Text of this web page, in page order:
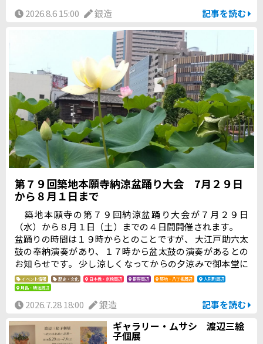
から、『シネスイッチ銀座』という館名が生まれたとのこ
とです。 ※６０歳以上の方には、シニア割引があるので、
年齢を証明するものをご持参されることをお勧めします。
2026.8.6 15:00 銀造 記事を読む
第７９回築地本願寺納涼盆踊り大会 7月２９日
から８月１日まで
築地本願寺の第７９回納涼盆踊り大会が７月２９日
（水）から８月１日（土）までの４日間開催されます。
盆踊りの時間は１９時からとのことですが、 大江戸助六太
鼓の奉納演奏があり、１７時から盆太鼓の演奏があるとの
お知らせです。 少し涼しくなってからの夕涼みで御本堂に
向かってお参りした後、太鼓の演奏を聞き、 築地の名店が
調理した美味しいものに舌鼓をうち、楽しく夏を満喫され
ては如何でしょうか。 私が取材に訪れたときは、櫓は
建設途中でしたので、蓮の花の写真をお届けします。
イベント情報 歴史・文化 日本橋・京橋周辺 銀座周辺 築地・八丁堀周辺
人形町周辺
月島・晴海周辺
2026.7.28 18:00 銀造 記事を読む
ギャラリー・ムサシ 渡辺三絵
子個展